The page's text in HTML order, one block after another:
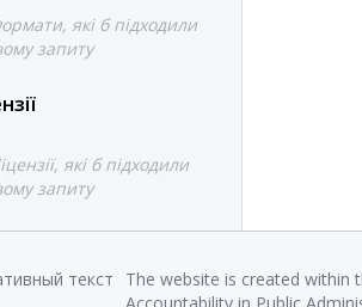
які б підходили
запиту
які б підходили
запиту
The website is created within